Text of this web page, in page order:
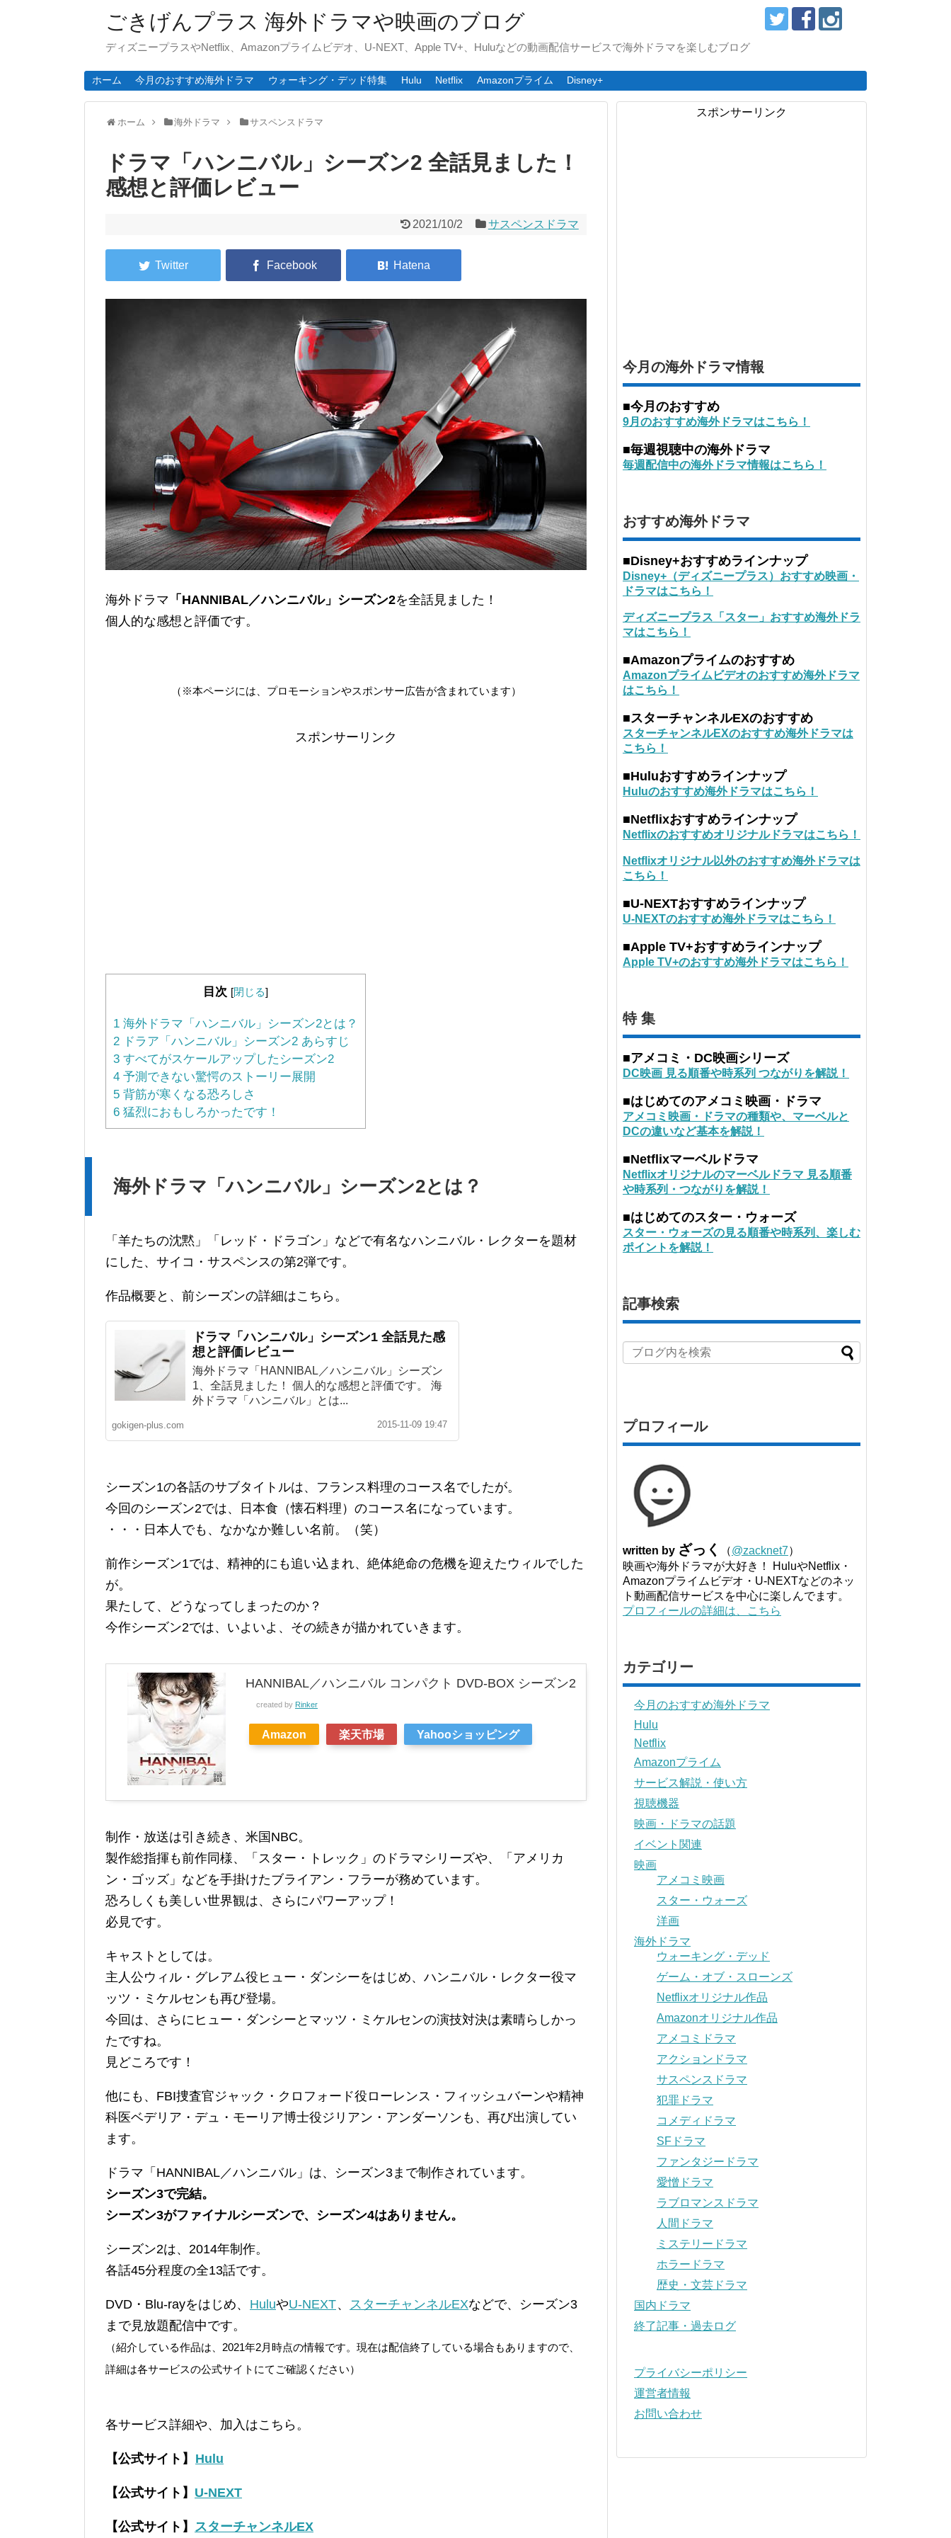
ごきげんプラス 海外ドラマや映画のブログ
ディズニープラスやNetflix、Amazonプライムビデオ、U-NEXT、Apple TV+、Huluなどの動画配信サービスで海外ドラマを楽しむブログ
ホーム 今月のおすすめ海外ドラマ ウォーキング・デッド特集 Hulu Netflix Amazonプライム Disney+
ホーム 海外ドラマ サスペンスドラマ
ドラマ「ハンニバル」シーズン2 全話見ました！
感想と評価レビュー
2021/10/2 サスペンスドラマ
海外ドラマ 「HANNIBAL／ハンニバル」シーズン2を全話見ました！
個人的な感想と評価です。
（※本ページには、プロモーションやスポンサー広告が含まれています）
スポンサーリンク
目次 [閉じる]
1 海外ドラマ「ハンニバル」シーズン2とは？
2 ドラア「ハンニバル」シーズン2 あらすじ
3 すべてがスケールアップしたシーズン2
4 予測できない驚愕のストーリー展開
5 背筋が寒くなる恐ろしさ
6 猛烈におもしろかったです！
海外ドラマ「ハンニバル」シーズン2とは？
「羊たちの沈黙」「レッド・ドラゴン」などで有名なハンニバル・レクターを題材
にした、サイコ・サスペンスの第2弾です。
作品概要と、前シーズンの詳細はこちら。
ドラマ「ハンニバル」シーズン1 全話見た感
想と評価レビュー
海外ドラマ「HANNIBAL／ハンニバル」シーズン
1、全話見ました！ 個人的な感想と評価です。 海
外ドラマ「ハンニバル」とは...
gokigen-plus.com 2015-11-09 19:47
シーズン1の各話のサブタイトルは、フランス料理のコース名でしたが。
今回のシーズン2では、日本食（懐石料理）のコース名になっています。
・・・日本人でも、なかなか難しい名前。（笑）
前作シーズン1では、精神的にも追い込まれ、絶体絶命の危機を迎えたウィルでした
が。
果たして、どうなってしまったのか？
今作シーズン2では、いよいよ、その続きが描かれていきます。
HANNIBAL／ハンニバル コンパクト DVD-BOX シーズン2
created by Rinker
Amazon 楽天市場 Yahooショッピング
制作・放送は引き続き、米国NBC。
製作総指揮も前作同様、「スター・トレック」のドラマシリーズや、「アメリカ
ン・ゴッズ」などを手掛けたブライアン・フラーが務めています。
恐ろしくも美しい世界観は、さらにパワーアップ！
必見です。
キャストとしては。
主人公ウィル・グレアム役ヒュー・ダンシーをはじめ、ハンニバル・レクター役マ
ッツ・ミケルセンも再び登場。
今回は、さらにヒュー・ダンシーとマッツ・ミケルセンの演技対決は素晴らしかっ
たですね。
見どころです！
他にも、FBI捜査官ジャック・クロフォード役ローレンス・フィッシュバーンや精神
科医ベデリア・デュ・モーリア博士役ジリアン・アンダーソンも、再び出演してい
ます。
ドラマ「HANNIBAL／ハンニバル」は、シーズン3まで制作されています。
シーズン3で完結。
シーズン3がファイナルシーズンで、シーズン4はありません。
シーズン2は、2014年制作。
各話45分程度の全13話です。
DVD・Blu-rayをはじめ、 HuluやU-NEXT、 スターチャンネルEXなどで、シーズン3
まで見放題配信中です。
（紹介している作品は、2021年2月時点の情報です。現在は配信終了している場合もありますので、
詳細は各サービスの公式サイトにてご確認ください）
各サービス詳細や、加入はこちら。
【公式サイト】 Hulu
【公式サイト】 U-NEXT
【公式サイト】 スターチャンネルEX
スポンサーリンク
今月の海外ドラマ情報
■今月のおすすめ
9月のおすすめ海外ドラマはこちら！
■毎週視聴中の海外ドラマ
毎週配信中の海外ドラマ情報はこちら！
おすすめ海外ドラマ
■Disney+おすすめラインナップ
Disney+（ディズニープラス）おすすめ映画・
ドラマはこちら！
ディズニープラス「スター」おすすめ海外ドラ
マはこちら！
■Amazonプライムのおすすめ
Amazonプライムビデオのおすすめ海外ドラマ
はこちら！
■スターチャンネルEXのおすすめ
スターチャンネルEXのおすすめ海外ドラマは
こちら！
■Huluおすすめラインナップ
Huluのおすすめ海外ドラマはこちら！
■Netflixおすすめラインナップ
Netflixのおすすめオリジナルドラマはこちら！
Netflixオリジナル以外のおすすめ海外ドラマは
こちら！
■U-NEXTおすすめラインナップ
U-NEXTのおすすめ海外ドラマはこちら！
■Apple TV+おすすめラインナップ
Apple TV+のおすすめ海外ドラマはこちら！
特 集
■アメコミ・DC映画シリーズ
DC映画 見る順番や時系列 つながりを解説！
■はじめてのアメコミ映画・ドラマ
アメコミ映画・ドラマの種類や、マーベルと
DCの違いなど基本を解説！
■Netflixマーベルドラマ
Netflixオリジナルのマーベルドラマ 見る順番
や時系列・つながりを解説！
■はじめてのスター・ウォーズ
スター・ウォーズの見る順番や時系列、楽しむ
ポイントを解説！
記事検索
プロフィール
written by ざっく （@zacknet7）
映画や海外ドラマが大好き！ HuluやNetflix・
Amazonプライムビデオ・U-NEXTなどのネッ
ト動画配信サービスを中心に楽しんでます。
プロフィールの詳細は、こちら
カテゴリー
今月のおすすめ海外ドラマ
Hulu
Netflix
Amazonプライム
サービス解説・使い方
視聴機器
映画・ドラマの話題
イベント関連
映画
アメコミ映画
スター・ウォーズ
洋画
海外ドラマ
ウォーキング・デッド
ゲーム・オブ・スローンズ
Netflixオリジナル作品
Amazonオリジナル作品
アメコミドラマ
アクションドラマ
サスペンスドラマ
犯罪ドラマ
コメディドラマ
SFドラマ
ファンタジードラマ
愛憎ドラマ
ラブロマンスドラマ
人間ドラマ
ミステリードラマ
ホラードラマ
歴史・文芸ドラマ
国内ドラマ
終了記事・過去ログ
プライバシーポリシー
運営者情報
お問い合わせ